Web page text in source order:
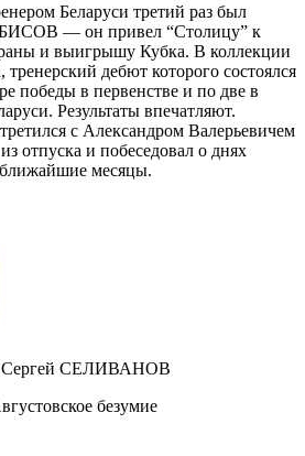
Беларуси третий раз был
— он привел “Столицу” к
и выигрышу Кубка. В коллекции
тренерский дебют которого состоялся
победы в первенстве и по две в
Результаты впечатляют.
с Александром Валерьевичем
отпуска и побеседовал о днях
месяцы.
Сергей СЕЛИВАНОВ
безумие